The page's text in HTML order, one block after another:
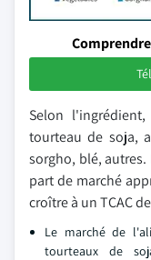
Selon
tourteau de soja,
sorgho, blé,
part de marché
croître à un TCAC
Le marché de
tourteaux de